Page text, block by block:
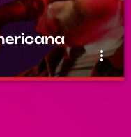
more_vert